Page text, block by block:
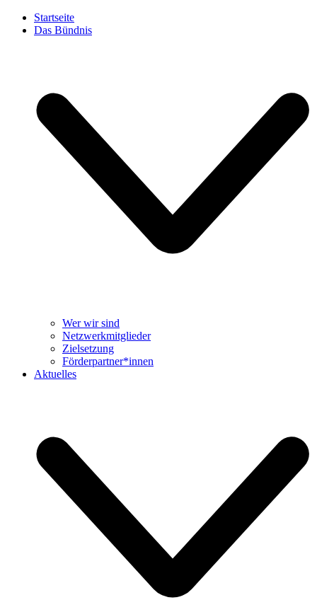
Startseite
Das Bündnis
Wer wir sind
Netzwerkmitglieder
Zielsetzung
Förderpartner*innen
Aktuelles